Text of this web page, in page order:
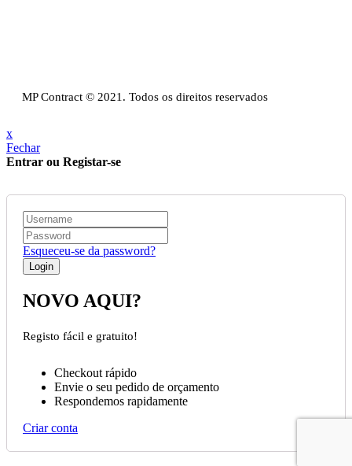
MP Contract © 2021. Todos os direitos reservados
x
Fechar
Entrar ou Registar-se
Esqueceu-se da password?
NOVO AQUI?
Registo fácil e gratuito!
Checkout rápido
Envie o seu pedido de orçamento
Respondemos rapidamente
Criar conta